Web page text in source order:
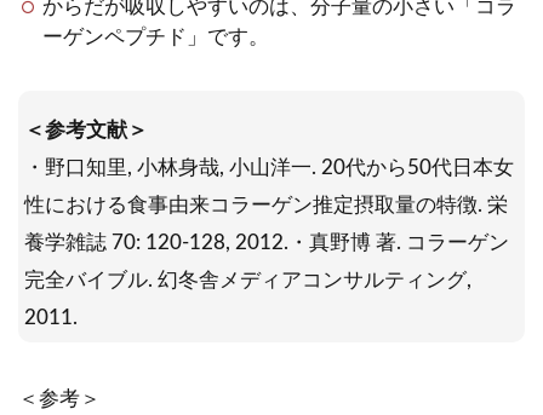
からだが吸収しやすいのは、分子量の小さい「コラ
ーゲンペプチド」です。
＜参考文献＞
・野口知里, 小林身哉, 小山洋一. 20代から50代日本女
性における食事由来コラーゲン推定摂取量の特徴. 栄
養学雑誌 70: 120-128, 2012.・真野博 著. コラーゲン
完全バイブル. 幻冬舎メディアコンサルティング,
2011.
＜参考＞